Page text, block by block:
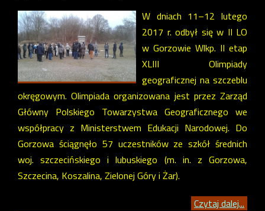
W dniach 11–12 lutego
2017 r. odbył się w II LO
w Gorzowie Wlkp. II etap
XLIII Olimpiady
geograficznej na szczeblu
okręgowym. Olimpiada organizowana jest przez Zarząd
Główny Polskiego Towarzystwa Geograficznego we
współpracy z Ministerstwem Edukacji Narodowej. Do
Gorzowa ściągnęło 57 uczestników ze szkół średnich
woj. szczecińskiego i lubuskiego (m. in. z Gorzowa,
Szczecina, Koszalina, Zielonej Góry i Żar).
Czytaj dalej...